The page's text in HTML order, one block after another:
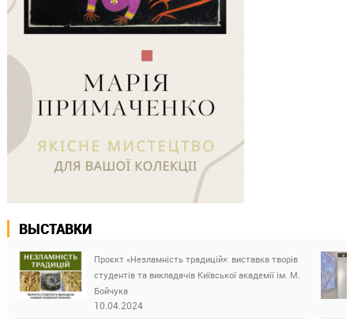
ВЫСТАВКИ
Проєкт «Незламність традицій»: виставка творів
студентів та викладачів Київської академії ім. М.
Бойчука
10.04.2024